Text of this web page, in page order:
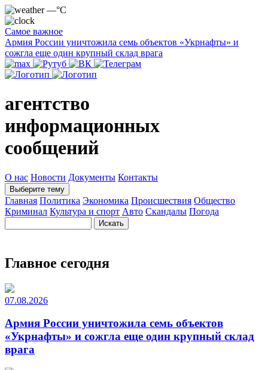
—°C
Самое важное
Армия России уничтожила семь объектов «Укрнафты» и
сожгла еще один крупный склад врага
агентство
информационных
сообщений
О нас Новости Документы Контакты
Выберите тему
Главная Политика Экономика Происшествия Общество
Криминал Культура и спорт Авто Скандалы Погода
Главное сегодня
07.08.2026
Армия России уничтожила семь объектов
«Укрнафты» и сожгла еще один крупный склад
врага